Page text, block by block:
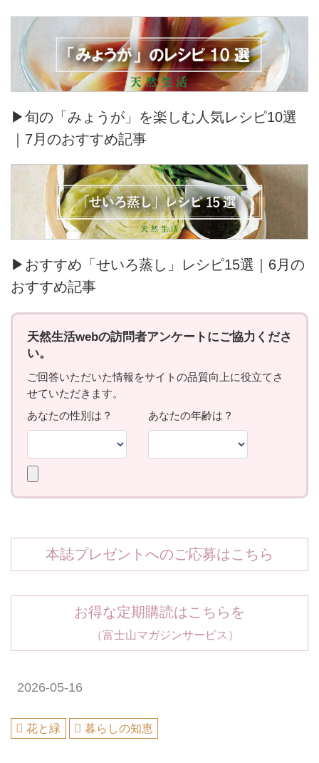
▶旬の「みょうが」を楽しむ人気レシピ10選
｜7月のおすすめ記事
▶おすすめ「せいろ蒸し」レシピ15選｜6月の
おすすめ記事
本誌プレゼントへのご応募はこちら
お得な定期購読はこちらを
（富士山マガジンサービス）
2026-05-16
花と緑 暮らしの知恵